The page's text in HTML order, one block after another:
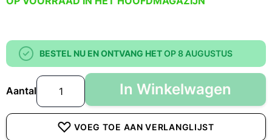
BESTEL NU EN ONTVANG HETOP 8 AUGUSTUS
Aantal In Winkelwagen
VOEG TOE AAN VERLANGLIJST